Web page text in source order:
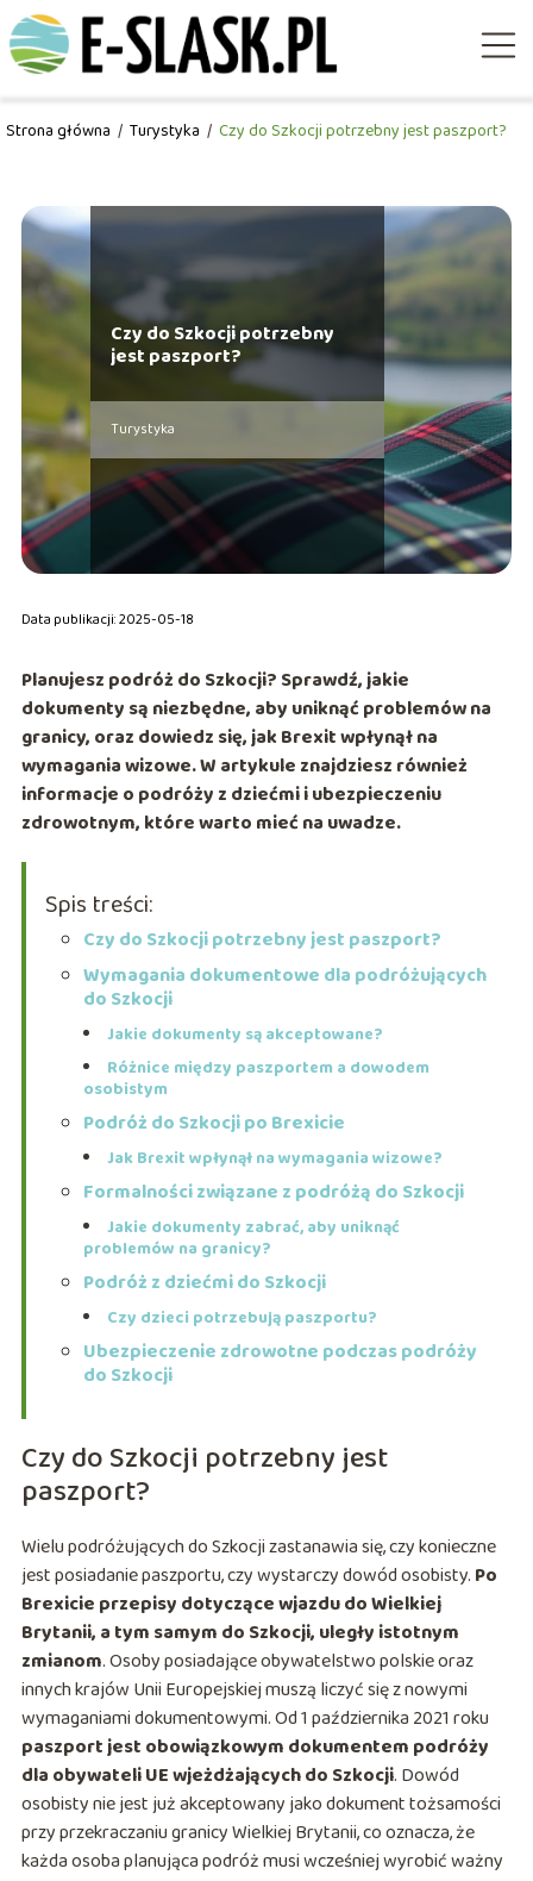
Strona główna / Turystyka / Czy do Szkocji potrzebny jest paszport?
Czy do Szkocji potrzebny
jest paszport?
Turystyka
Data publikacji: 2025-05-18
Planujesz podróż do Szkocji? Sprawdź, jakie
dokumenty są niezbędne, aby uniknąć problemów na
granicy, oraz dowiedz się, jak Brexit wpłynął na
wymagania wizowe. W artykule znajdziesz również
informacje o podróży z dziećmi i ubezpieczeniu
zdrowotnym, które warto mieć na uwadze.
Spis treści:
Czy do Szkocji potrzebny jest paszport?
Wymagania dokumentowe dla podróżujących
do Szkocji
Jakie dokumenty są akceptowane?
Różnice między paszportem a dowodem
osobistym
Podróż do Szkocji po Brexicie
Jak Brexit wpłynął na wymagania wizowe?
Formalności związane z podróżą do Szkocji
Jakie dokumenty zabrać, aby uniknąć
problemów na granicy?
Podróż z dziećmi do Szkocji
Czy dzieci potrzebują paszportu?
Ubezpieczenie zdrowotne podczas podróży
do Szkocji
Czy do Szkocji potrzebny jest
paszport?
Wielu podróżujących do Szkocji zastanawia się, czy konieczne
jest posiadanie paszportu, czy wystarczy dowód osobisty. Po
Brexicie przepisy dotyczące wjazdu do Wielkiej
Brytanii, a tym samym do Szkocji, uległy istotnym
zmianom. Osoby posiadające obywatelstwo polskie oraz
innych krajów Unii Europejskiej muszą liczyć się z nowymi
wymaganiami dokumentowymi. Od 1 października 2021 roku
paszport jest obowiązkowym dokumentem podróży
dla obywateli UE wjeżdżających do Szkocji. Dowód
osobisty nie jest już akceptowany jako dokument tożsamości
przy przekraczaniu granicy Wielkiej Brytanii, co oznacza, że
każda osoba planująca podróż musi wcześniej wyrobić ważny